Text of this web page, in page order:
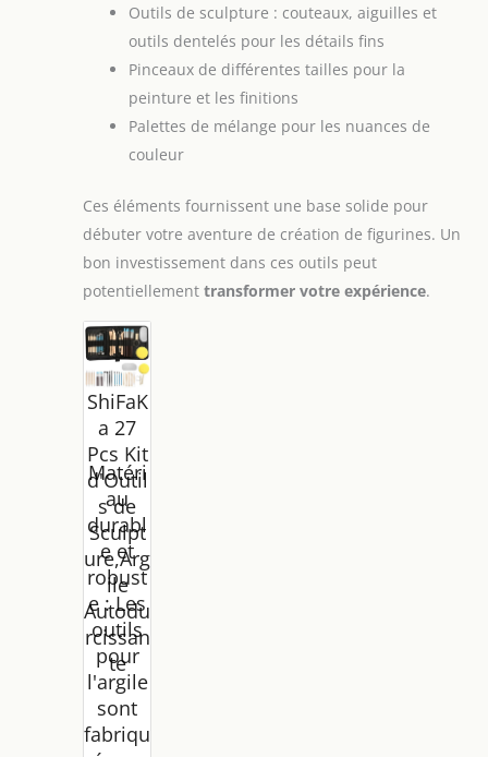
Outils de sculpture : couteaux, aiguilles et
outils dentelés pour les détails fins
Pinceaux de différentes tailles pour la
peinture et les finitions
Palettes de mélange pour les nuances de
couleur
Ces éléments fournissent une base solide pour
débuter votre aventure de création de figurines. Un
bon investissement dans ces outils peut
potentiellement transformer votre expérience.
ShiFaK
a 27
Pcs Kit
d'Outil
s de
Sculpt
ure,Arg
ile
Autodu
rcissan
te
Matéri
au
durabl
e et
robust
e : Les
outils
pour
l'argile
sont
fabriqu